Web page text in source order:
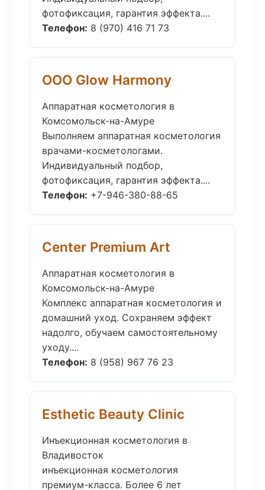
фотофиксация, гарантия эффекта....
Телефон: 8 (970) 416 71 73
ООО Glow Harmony
Аппаратная косметология в
Комсомольск-на-Амуре
Выполняем аппаратная косметология
врачами-косметологами.
Индивидуальный подбор,
фотофиксация, гарантия эффекта....
Телефон: +7-946-380-88-65
Center Premium Art
Аппаратная косметология в
Комсомольск-на-Амуре
Комплекс аппаратная косметология и
домашний уход. Сохраняем эффект
надолго, обучаем самостоятельному
уходу....
Телефон: 8 (958) 967 76 23
Esthetic Beauty Clinic
Инъекционная косметология в
Владивосток
инъекционная косметология
премиум-класса. Более 6 лет